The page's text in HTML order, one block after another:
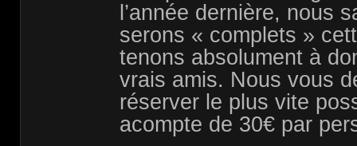
l’année dernière, nous
serons « complets »
tenons absolument à
vrais amis. Nous vous
réserver le plus vite
acompte de 30€ par